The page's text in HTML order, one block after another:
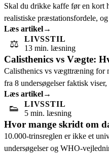
Skal du drikke kaffe før en
realistiske præstationsfordele,
Læs artikel→
⚖️
LIVSSTIL
13 min. læsning
Calisthenics vs Vægte:
Calisthenics vs vægttræning for
fra 8 undersøgelser faktisk
konstatering fra 2023 om...
Læs artikel→
👟
LIVSSTIL
5 min. læsning
Hvor mange skridt om
10.000-trinsreglen er ikke et
undersøgelser og WHO-